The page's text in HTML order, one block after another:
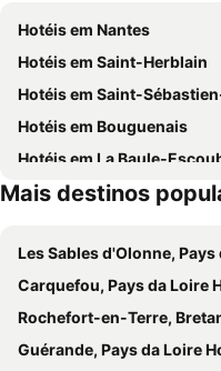
Historic Old Town
Hotéis em Nantes
Hotéis em Saint-Herblain
Hotéis em Saint-Sébastien-sur-
Hotéis em Bouguenais
Hotéis em La Baule-
Mais destinos
Les Sables d'Olonne, Pays da Loire
Carquefou, Pays da Loire
Rochefort-en-Terre, Bretanha
Guérande, Pays da Loire